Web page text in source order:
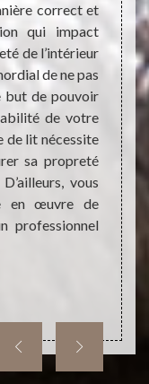
correct et
qui impact
de l’intérieur
de ne pas
but de pouvoir
de votre
de lit nécessite
sa propreté
vous
en œuvre de
professionnel
cette
nous